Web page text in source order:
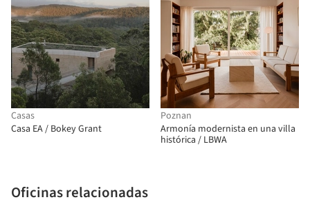
Casas
Casa EA / Bokey Grant
Oficinas relacionadas
Poznan
Armonía modernista en una villa
histórica / LBWA